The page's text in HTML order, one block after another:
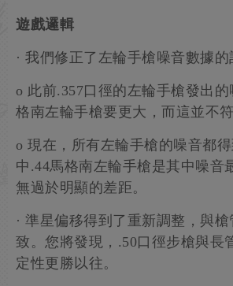
遊戲邏輯
· 我們修正了左輪手槍噪音數據的
o 此前.357口徑的左輪手槍發出
格南左輪手槍要更大，而這並不
o 現在，所有左輪手槍的噪音都
中.44馬格南左輪手槍是其中噪音
無過於明顯的差距。
· 準星偏移得到了重新調整，與
致。您將發現，.50口徑步槍與長
定性更勝以往。